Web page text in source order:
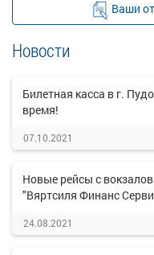
Ваши
Новости
Билетная касса в г.
время!
07.10.2021
Новые рейсы с
"Вяртсиля Финанс
24.08.2021